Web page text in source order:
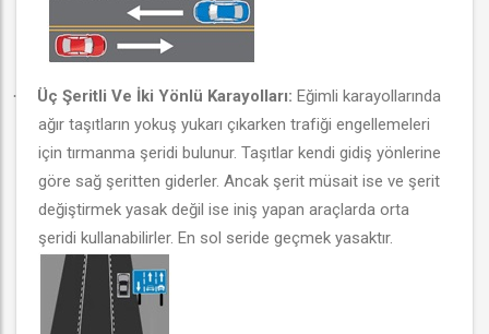
· Üç Şeritli Ve İki Yönlü Karayolları: Eğimli karayollarında
ağır taşıtların yokuş yukarı çıkarken trafiği engellemeleri
için tırmanma şeridi bulunur. Taşıtlar kendi gidiş yönlerine
göre sağ şeritten giderler. Ancak şerit müsait ise ve şerit
değiştirmek yasak değil ise iniş yapan araçlarda orta
şeridi kullanabilirler. En sol seride geçmek yasaktır.